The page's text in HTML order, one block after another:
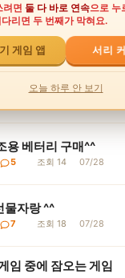
임 하면서..
2 조회 11 07/30
브네ㅋ
용 베터리 구매^^
5 조회 14 07/28
물자랑 ^^
7 조회 18 07/28
임 중에 잠오는 게임
면 둘 다 바로 연속으로 누
리면 두 번째가 막혀요.
게임 앱 서리
오늘 하루 안 보기